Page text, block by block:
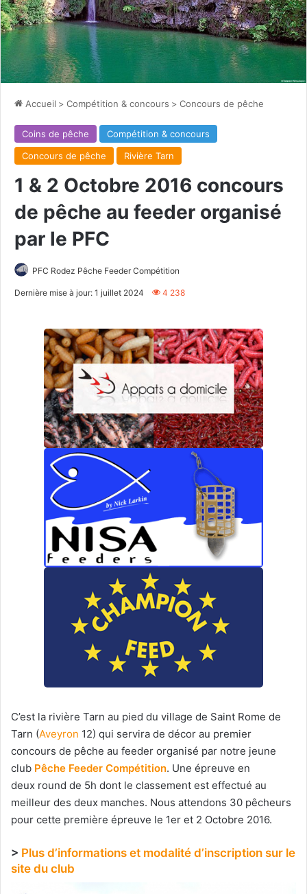
Accueil > Compétition & concours > Concours de pêche
Coins de pêche
Compétition & concours
Concours de pêche
Rivière Tarn
1 & 2 Octobre 2016 concours
de pêche au feeder organisé
par le PFC
PFC Rodez Pêche Feeder Compétition
Dernière mise à jour: 1 juillet 2024 4 238
C’est la rivière Tarn au pied du village de Saint Rome de
Tarn (Aveyron 12) qui servira de décor au premier
concours de pêche au feeder organisé par notre jeune
club Pêche Feeder Compétition. Une épreuve en
deux round de 5h dont le classement est effectué au
meilleur des deux manches. Nous attendons 30 pêcheurs
pour cette première épreuve le 1er et 2 Octobre 2016.
> Plus d’informations et modalité d’inscription sur le
site du club